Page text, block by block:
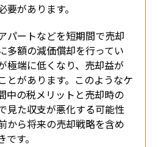
要があります。
パートなどを短期間で売却
多額の減価償却を行ってい
極端に低くなり、売却益が
とがあります。このようなケ
中の税メリットと売却時の
見た収支が悪化する可能性
から将来の売却戦略を含め
す。